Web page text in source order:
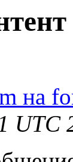
на
UTC